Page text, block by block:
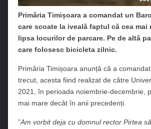
Primăria Timișoara a comandat un
care scoate la iveală faptul că cea
lipsa locurilor de parcare. Pe de altă
care folosesc bicicleta zilnic.
Primăria Timișoara anunță că a
trecut, acesta fiind realizat de către
2021, în perioada noiembrie-decembrie,
mai mare decât în anii precedenți.
”Am vorbit deja cu domnul rector Pirtea